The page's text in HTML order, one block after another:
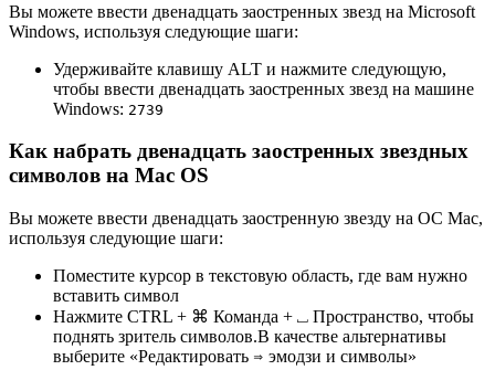
Вы можете ввести двенадцать заостренных звезд на Microsoft
Windows, используя следующие шаги:
Удерживайте клавишу ALT и нажмите следующую,
чтобы ввести двенадцать заостренных звезд на машине
Windows: 2739
Как набрать двенадцать заостренных звездных
символов на Mac OS
Вы можете ввести двенадцать заостренную звезду на ОС Mac,
используя следующие шаги:
Поместите курсор в текстовую область, где вам нужно
вставить символ
Нажмите CTRL + ⌘ Команда + ⎵ Пространство, чтобы
поднять зритель символов.В качестве альтернативы
выберите «Редактировать ⇒ эмодзи и символы»